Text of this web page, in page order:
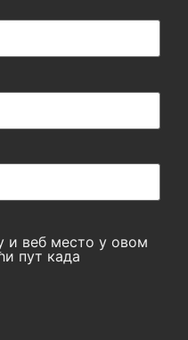
и веб место у овом
пут када